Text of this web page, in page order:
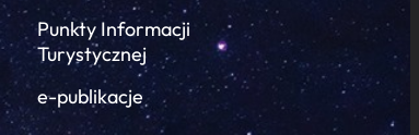
Punkty Informacji
Turystycznej
e-publikacje